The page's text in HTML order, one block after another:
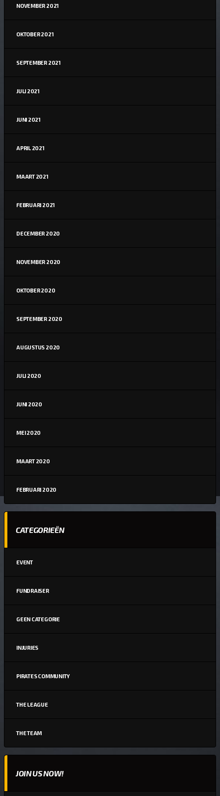
NOVEMBER 2021
OKTOBER 2021
SEPTEMBER 2021
JULI 2021
JUNI 2021
APRIL 2021
MAART 2021
FEBRUARI 2021
DECEMBER 2020
NOVEMBER 2020
OKTOBER 2020
SEPTEMBER 2020
AUGUSTUS 2020
JULI 2020
JUNI 2020
MEI 2020
MAART 2020
FEBRUARI 2020
CATEGORIEËN
EVENT
FUNDRAISER
GEEN CATEGORIE
INJURIES
PIRATES COMMUNITY
THE LEAGUE
THE TEAM
JOIN US NOW!